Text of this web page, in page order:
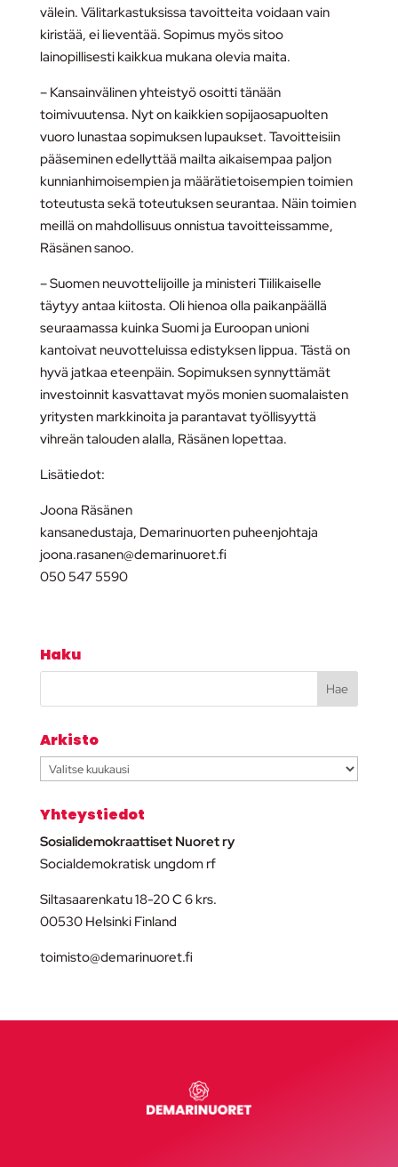
välein. Välitarkastuksissa tavoitteita voidaan vain
kiristää, ei lieventää. Sopimus myös sitoo
lainopillisesti kaikkua mukana olevia maita.
– Kansainvälinen yhteistyö osoitti tänään
toimivuutensa. Nyt on kaikkien sopijaosapuolten
vuoro lunastaa sopimuksen lupaukset. Tavoitteisiin
pääseminen edellyttää mailta aikaisempaa paljon
kunnianhimoisempien ja määrätietoisempien toimien
toteutusta sekä toteutuksen seurantaa. Näin toimien
meillä on mahdollisuus onnistua tavoitteissamme,
Räsänen sanoo.
– Suomen neuvottelijoille ja ministeri Tiilikaiselle
täytyy antaa kiitosta. Oli hienoa olla paikanpäällä
seuraamassa kuinka Suomi ja Euroopan unioni
kantoivat neuvotteluissa edistyksen lippua. Tästä on
hyvä jatkaa eteenpäin. Sopimuksen synnyttämät
investoinnit kasvattavat myös monien suomalaisten
yritysten markkinoita ja parantavat työllisyyttä
vihreän talouden alalla, Räsänen lopettaa.
Lisätiedot:
Joona Räsänen
kansanedustaja, Demarinuorten puheenjohtaja
joona.rasanen@demarinuoret.fi
050 547 5590
Haku
Arkisto
Arkisto
Yhteystiedot
Sosialidemokraattiset Nuoret ry
Socialdemokratisk ungdom rf
Siltasaarenkatu 18-20 C 6 krs.
00530 Helsinki Finland
toimisto@demarinuoret.fi